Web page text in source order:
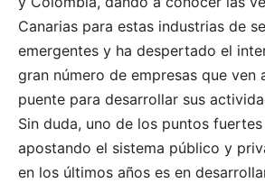
Canarias para estas industrias de
emergentes y ha despertado el
gran número de empresas que ven
puente para desarrollar sus
Sin duda, uno de los puntos
apostando el sistema público y
en los últimos años es en